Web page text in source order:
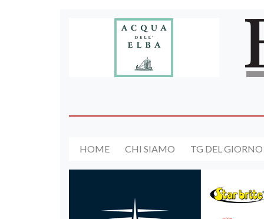
HOME CHI SIAMO TG DEL GIORNO